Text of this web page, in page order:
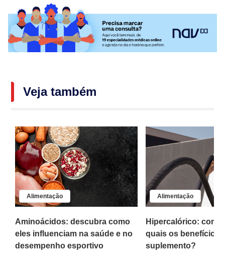
Veja também
Alimentação
Aminoácidos: descubra como
eles influenciam na saúde e no
desempenho esportivo
Alimentação
Hipercalórico:
quais os benefícios
suplemento?